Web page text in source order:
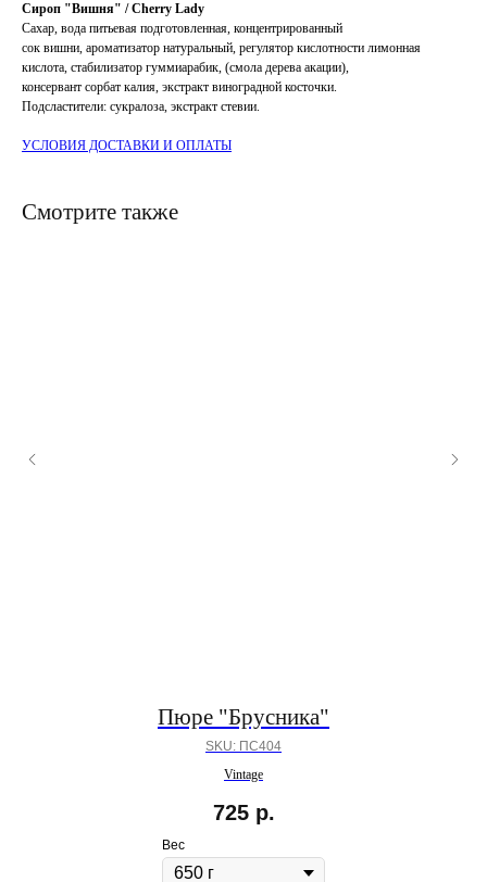
Сироп "Вишня" / Cherry Lady
Сахар, вода питьевая подготовленная, концентрированный
сок вишни, ароматизатор натуральный, регулятор кислотности лимонная
кислота, стабилизатор гуммиарабик, (смола дерева акации),
консервант сорбат калия, экстракт виноградной косточки.
Подсластители: сукралоза, экстракт стевии.
УСЛОВИЯ ДОСТАВКИ И ОПЛАТЫ
Смотрите также
Пюре "Брусника"
SKU: ПС404
Vintage
725 р.
Вес